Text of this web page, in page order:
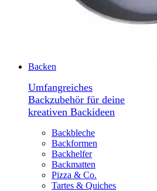
Backen
Umfangreiches
Backzubehör für deine
kreativen Backideen
Backbleche
Backformen
Backhelfer
Backmatten
Pizza & Co.
Tartes & Quiches